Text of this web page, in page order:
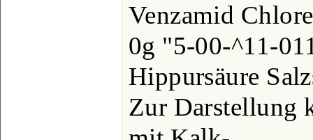
Venzamid
0g "5-00-^11-
Hippursäure
Zur Darstellung